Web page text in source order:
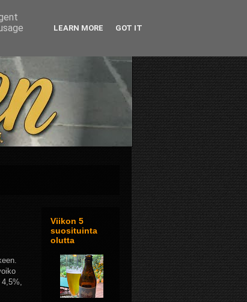
Viikon 5
suosituinta
olutta
LEARN MORE GOT IT